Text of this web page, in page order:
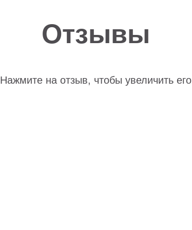
Отзывы
Нажмите на отзыв, чтобы увеличить его